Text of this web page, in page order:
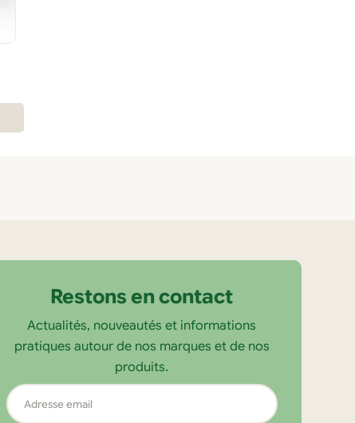
Restons en contact
Actualités, nouveautés et informations
pratiques autour de nos marques et de nos
produits.
Adresse
email